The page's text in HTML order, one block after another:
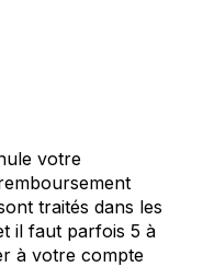
votre
traités dans les
il faut parfois 5 à
à votre compte